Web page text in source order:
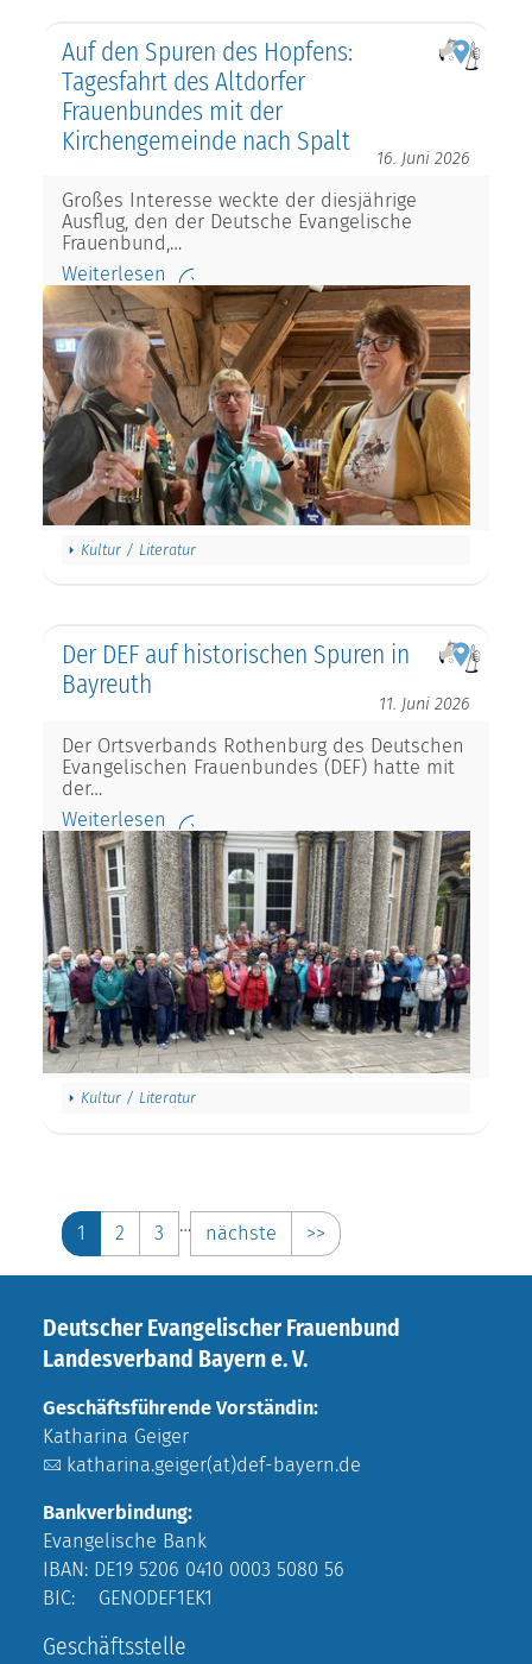
Auf den Spuren des Hopfens:
Tagesfahrt des Altdorfer
Frauenbundes mit der
Kirchengemeinde nach Spalt
16. Juni 2026
Großes Interesse weckte der diesjährige
Ausflug, den der Deutsche Evangelische
Frauenbund,…
Weiterlesen
Kultur / Literatur
Der DEF auf historischen Spuren in
Bayreuth
11. Juni 2026
Der Ortsverbands Rothenburg des Deutschen
Evangelischen Frauenbundes (DEF) hatte mit
der…
Weiterlesen
Kultur / Literatur
1 2 3 … nächste >>
Deutscher Evangelischer Frauenbund
Landesverband Bayern e. V.
Geschäftsführende Vorständin:
Katharina Geiger
katharina.geiger(at)def-bayern.de
Bankverbindung:
Evangelische Bank
IBAN: DE19 5206 0410 0003 5080 56
BIC: GENODEF1EK1
Geschäftsstelle